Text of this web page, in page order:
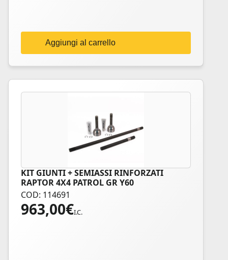
Aggiungi al carrello
KIT GIUNTI + SEMIASSI RINFORZATI
RAPTOR 4X4 PATROL GR Y60
COD: 114691
963,00€I.C.